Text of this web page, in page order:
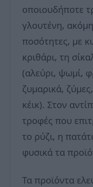
οποιουδήποτε
γλουτένη,
ποσότητες, με
κριθάρι, τη
(αλεύρι, ψωμί,
ζυμαρικά,
κέικ). Στον
τροφές που
το ρύζι, η
φυσικά τα
Τα προϊόντα